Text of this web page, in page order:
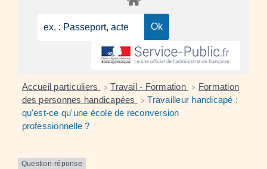
Accueil particuliers > Travail - Formation > Formation
des personnes handicapées
> Travailleur handicapé :
qu'est-ce qu'une école de reconversion
professionnelle ?
Question-réponse